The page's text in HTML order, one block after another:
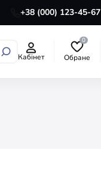
+38 (000) 123-45-67
Кабінет
0
Обране